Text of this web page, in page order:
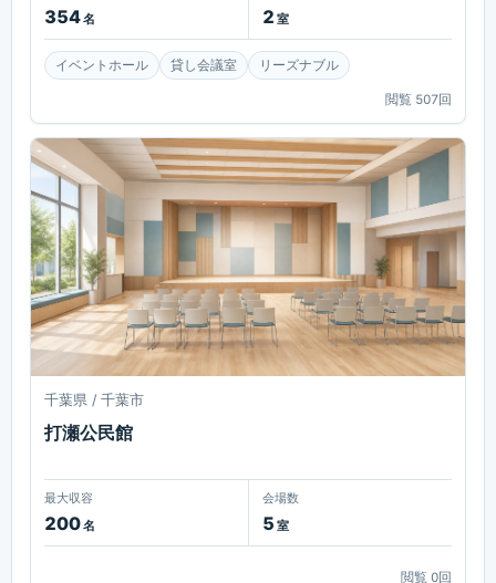
354名 2 室
イベントホール 貸し会議室 リーズナブル
閲覧 507回
千葉県 / 千葉市
打瀬公民館
最大収容
200名
会場数
5 室
閲覧 0回